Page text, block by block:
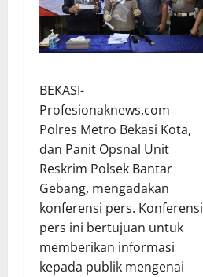
BEKASI-
Profesionaknews.com
Polres Metro Bekasi Kota,
dan Panit Opsnal Unit
Reskrim Polsek Bantar
Gebang, mengadakan
konferensi pers. Konferensi
pers ini bertujuan untuk
memberikan informasi
kepada publik mengenai